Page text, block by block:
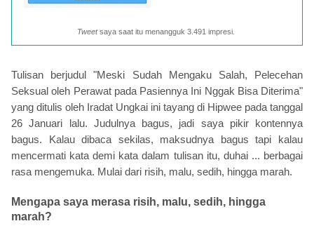
Tweetsaya saat itu menangguk 3.491 impresi.
Tulisan berjudul "Meski Sudah Mengaku Salah, Pelecehan
Seksual oleh Perawat pada Pasiennya Ini Nggak Bisa Diterima"
yang ditulis oleh Iradat Ungkai ini tayang di Hipwee pada tanggal
26 Januari lalu. Judulnya bagus, jadi saya pikir kontennya
bagus. Kalau dibaca sekilas, maksudnya bagus tapi kalau
mencermati kata demi kata dalam tulisan itu, duhai ... berbagai
rasa mengemuka. Mulai dari risih, malu, sedih, hingga marah.
Mengapa saya merasa risih, malu, sedih, hingga
marah?